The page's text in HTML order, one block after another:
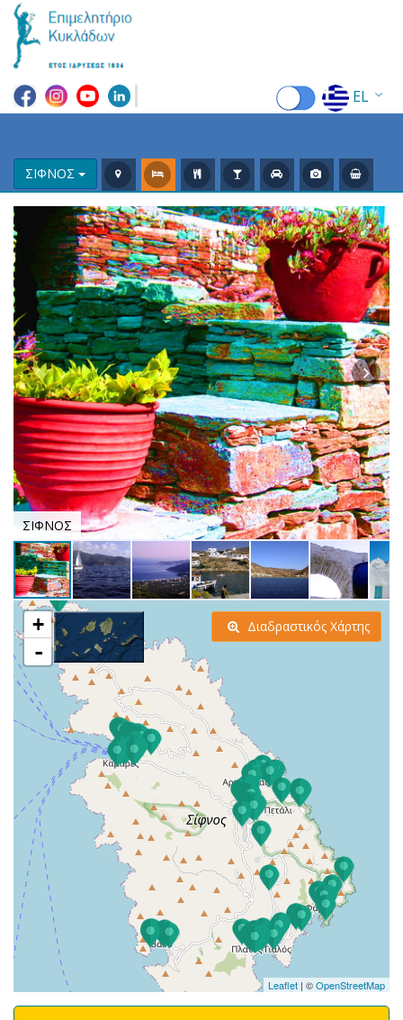
EL
DE
IT
ES
RU
CN
ΣΙΦΝΟΣ
ΣΙΦΝΟΣ
+
-
Leaflet | ©OpenStreetMap
Διαδραστικός Χάρτης